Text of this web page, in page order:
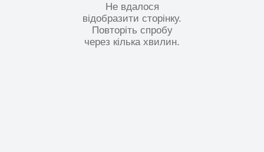
Не вдалося
відобразити сторінку.
Повторіть спробу
через кілька хвилин.